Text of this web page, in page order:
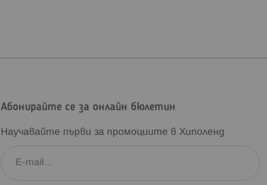
Абонирайте се за онлайн бюлетин
Научавайте първи за промоциите в Хиполенд